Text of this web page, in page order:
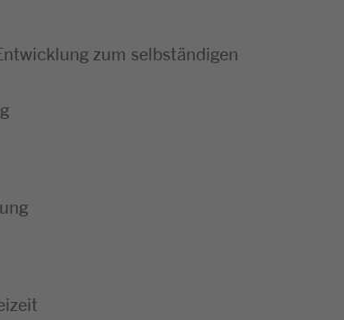
zum selbständigen